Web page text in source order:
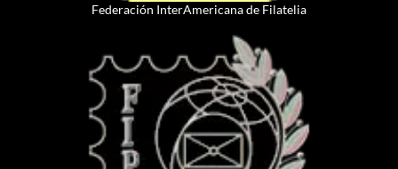
Federación InterAmericana de Filatelia